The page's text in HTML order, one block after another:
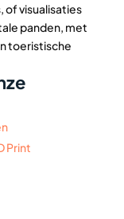
of visualisaties
panden, met
toeristische
Print